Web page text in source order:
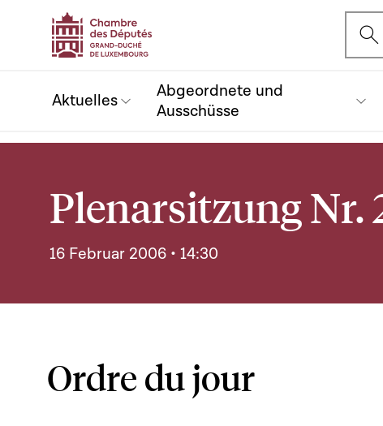
Aktuelles
Abgeordnete und
Ausschüsse
Plenarsitzung Nr.
16 Februar 2006 • 14:30
Ordre du jour